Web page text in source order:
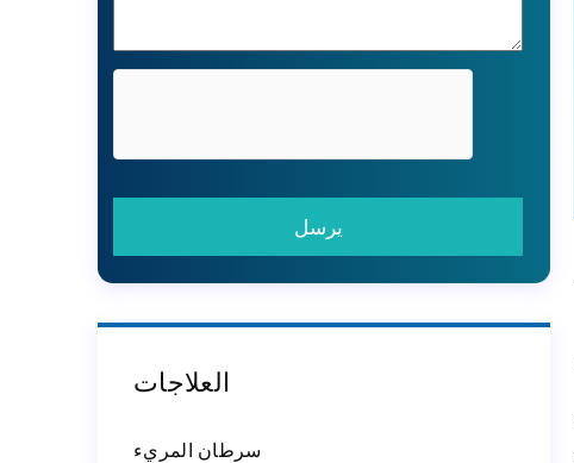
العلاجات
سرطان المريء